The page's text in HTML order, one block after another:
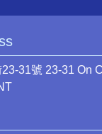
31號 23-31 On